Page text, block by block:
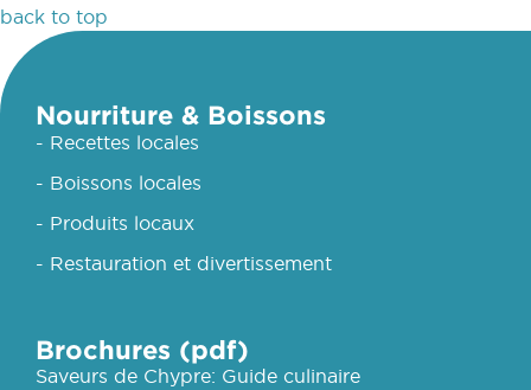
back to top
Nourriture & Boissons
- Recettes locales
- Boissons locales
- Produits locaux
- Restauration et divertissement
Brochures (pdf)
Saveurs de Chypre: Guide culinaire